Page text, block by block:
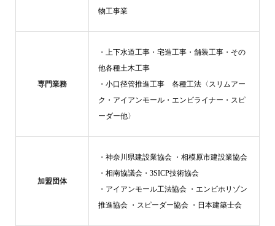
物工事業
専門業務
・上下水道工事・宅造工事・舗装工事・その
他各種土木工事
・小口径管推進工事 各種工法〈スリムアー
ク・アイアンモール・エンビライナー・スピ
ーダー他〉
加盟団体
・神奈川県建設業協会 ・相模原市建設業協会
・相南協議会・3SICP技術協会
・アイアンモール工法協会 ・エンビホリゾン
推進協会 ・スピーダー協会 ・日本建築士会